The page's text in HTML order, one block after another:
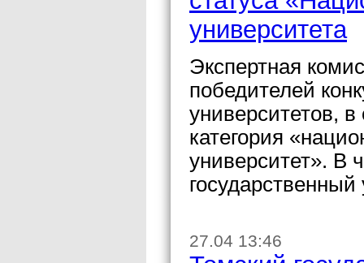
университета
Экспертная
победителей
университетов,
категория
университет». В
государственный
27.04 13:46